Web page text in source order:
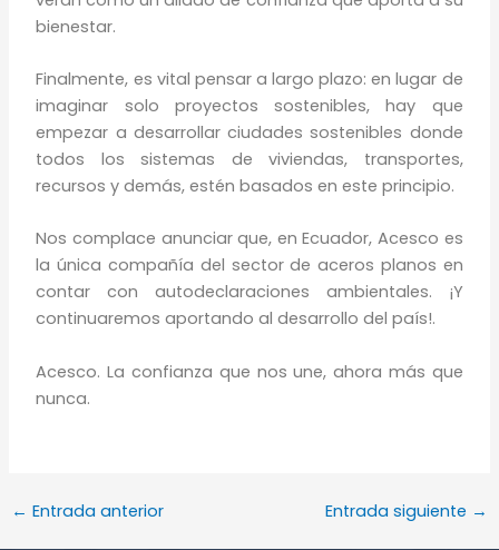
bienestar.
Finalmente, es vital pensar a largo plazo: en lugar de
imaginar solo proyectos sostenibles, hay que
empezar a desarrollar ciudades sostenibles donde
todos los sistemas de viviendas, transportes,
recursos y demás, estén basados en este principio.
Nos complace anunciar que, en Ecuador, Acesco es
la única compañía del sector de aceros planos en
contar con autodeclaraciones ambientales. ¡Y
continuaremos aportando al desarrollo del país!.
Acesco. La confianza que nos une, ahora más que
nunca.
← Entrada anterior Entrada siguiente →